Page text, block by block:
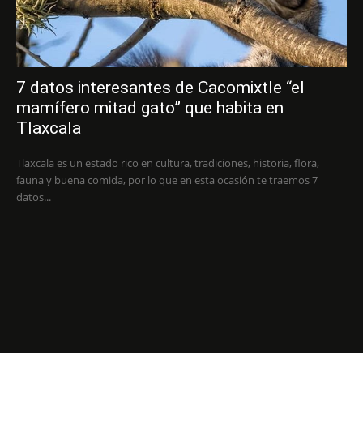
7 datos interesantes de Cacomixtle “el
mamífero mitad gato” que habita en
Tlaxcala
Tlaxcala es un estado rico en cultura, tradiciones, historia, flora,
fauna y buena comida, por lo que en esta ocasión te traemos 7
datos...